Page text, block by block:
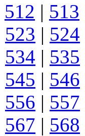
512 | 513
523 | 524
534 | 535
545 | 546
556 | 557
567 | 568